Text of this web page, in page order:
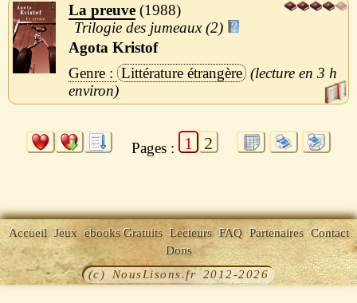
La preuve 1988
Trilogie des jumeaux (2)
Agota Kristof
Littérature étrangère
3 h
Pages : 1 2
Accueil Jeux ebooks Gratuits Lecteurs FAQ Partenaires Contact
Dons
(c) NousLisons.fr 2012-2026